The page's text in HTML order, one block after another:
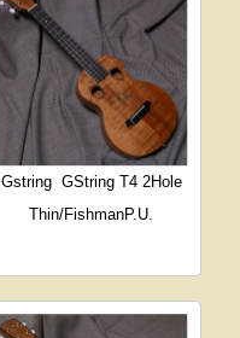
Gstring GString T4 2Hole
Thin/FishmanP.U.